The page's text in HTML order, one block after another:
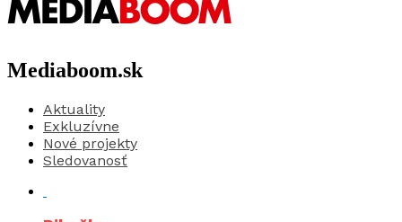
Mediaboom.sk
Aktuality
Exkluzívne
Nové projekty
Sledovanosť